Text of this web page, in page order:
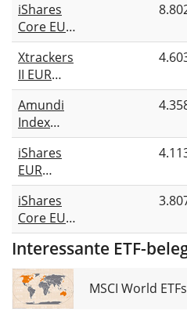
iShares
Core EUR
Corporate
Bond
UCITS ETF
(Dist)
Xtrackers
II EUR
Corporate
Bond
UCITS ETF
1C
Amundi
Index
Euro
Corporate
SRI UCITS
ETF DR (C)
iShares
EUR
Corporate
Bond ESG
SRI UCITS
ETF (Dist)
iShares
Core EUR
Corporate
Bond
UCITS ETF
(Acc)
Interessante ETF-
MSCI World